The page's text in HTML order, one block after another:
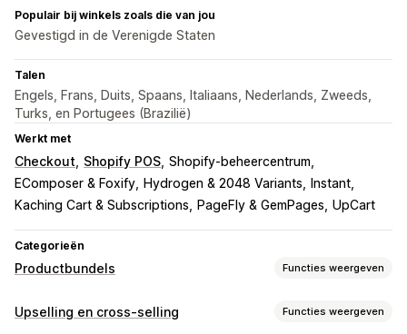
Populair bij winkels zoals die van jou
Gevestigd in de Verenigde Staten
Talen
Engels, Frans, Duits, Spaans, Italiaans, Nederlands, Zweeds,
Turks, en Portugees (Brazilië)
Werkt met
Checkout Shopify POS Shopify-beheercentrum
EComposer & Foxify Hydrogen & 2048 Variants Instant
Kaching Cart & Subscriptions PageFly & GemPages UpCart
Categorieën
Productbundels Functies weergeven
Soorten bundels
Upselling en cross-selling Functies weergeven